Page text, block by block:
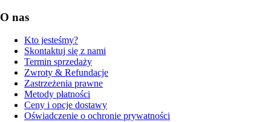
O nas
Kto jesteśmy?
Skontaktuj się z nami
Termin sprzedaży
Zwroty & Refundacje
Zastrzeżenia prawne
Metody płatności
Ceny i opcje dostawy
Oświadczenie o ochronie prywatności